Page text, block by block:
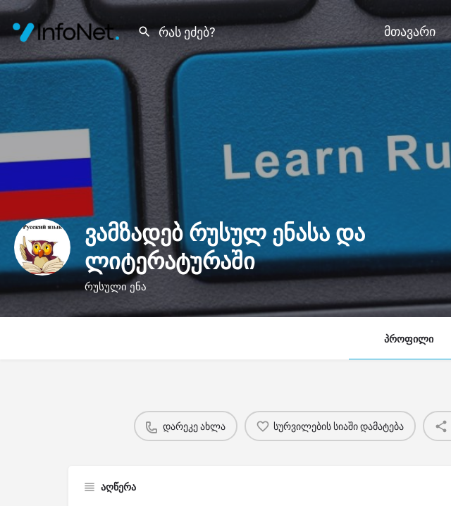
მთავარი
ვამზადებ რუსულ ენასა და
ლიტერატურაში
რუსული ენა
პროფილი
დარეკე ახლა სურვილების სიაში დამატება
აღწერა